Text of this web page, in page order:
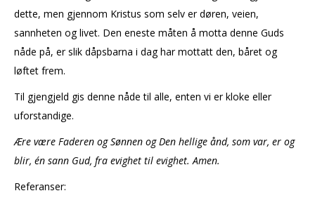
dette, men gjennom Kristus som selv er døren, veien,
sannheten og livet. Den eneste måten å motta denne Guds
nåde på, er slik dåpsbarna i dag har mottatt den, båret og
løftet frem.
Til gjengjeld gis denne nåde til alle, enten vi er kloke eller
uforstandige.
Ære være Faderen og Sønnen og Den hellige ånd, som var, er og
blir, én sann Gud, fra evighet til evighet. Amen.
Referanser: